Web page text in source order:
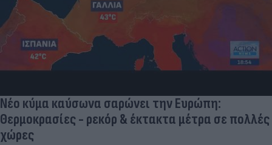
Νέο κύμα καύσωνα σαρώνει την Ευρώπη:
Θερμοκρασίες - ρεκόρ & έκτακτα μέτρα σε πολλές
χώρες